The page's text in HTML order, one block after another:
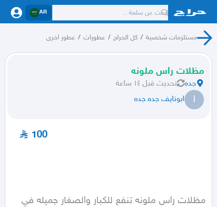
AR
مستلزمات شخصية / كل الحراج / عطورات / عطور اخرى
مظلات راس ملونه
جده تحديث قبل ١٤ ساعة
ا ابونايف جده جده
100